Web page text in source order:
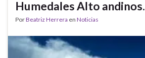
Humedales Alto andinos.
PorBeatriz Herrera en Noticias